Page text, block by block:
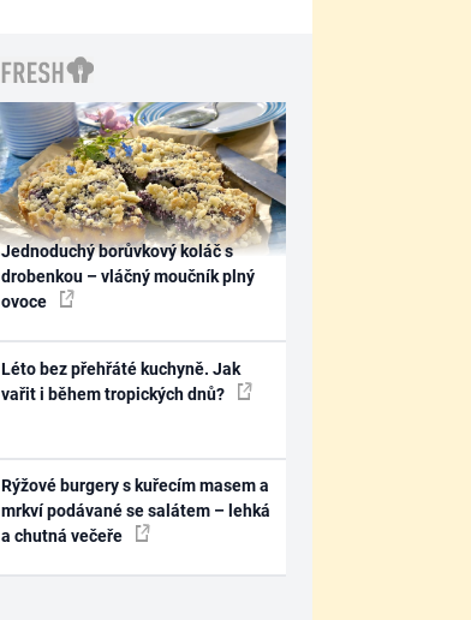
Jednoduchý borůvkový koláč s
drobenkou – vláčný moučník plný
ovoce
Léto bez přehřáté kuchyně. Jak
vařit i během tropických dnů?
Rýžové burgery s kuřecím masem a
mrkví podávané se salátem – lehká
a chutná večeře